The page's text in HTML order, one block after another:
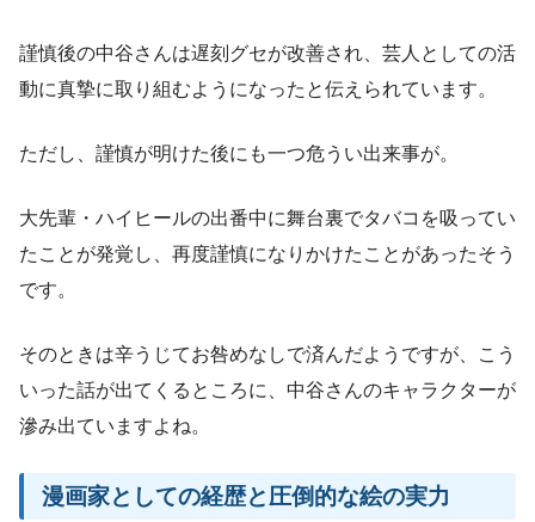
謹慎後の中谷さんは遅刻グセが改善され、芸人としての活
動に真摯に取り組むようになったと伝えられています。
ただし、謹慎が明けた後にも一つ危うい出来事が。
大先輩・ハイヒールの出番中に舞台裏でタバコを吸ってい
たことが発覚し、再度謹慎になりかけたことがあったそう
です。
そのときは辛うじてお咎めなしで済んだようですが、こう
いった話が出てくるところに、中谷さんのキャラクターが
滲み出ていますよね。
漫画家としての経歴と圧倒的な絵の実力